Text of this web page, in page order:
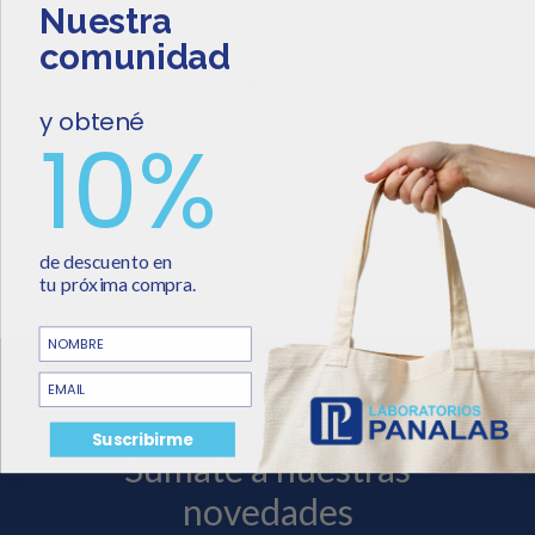
Protram®
$155.419
Cambios y Devoluciones
Términos y Condiciones
Política de Privacidad
Sumate a nuestras
novedades
Nuestra
comunidad
y obtené
10%
de descuento en
tu próximacompra.
NOMBRE
email
Suscribirme